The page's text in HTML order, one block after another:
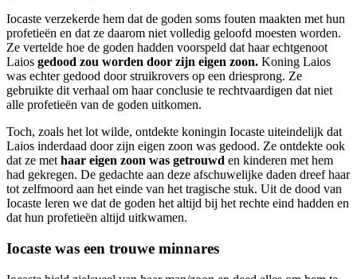
Iocaste verzekerde hem dat de goden soms fouten maakten met hun
profetieën en dat ze daarom niet volledig geloofd moesten worden.
Ze vertelde hoe de goden hadden voorspeld dat haar echtgenoot
Laios gedood zou worden door zijn eigen zoon. Koning Laios
was echter gedood door struikrovers op een driesprong. Ze
gebruikte dit verhaal om haar conclusie te rechtvaardigen dat niet
alle profetieën van de goden uitkomen.
Toch, zoals het lot wilde, ontdekte koningin Iocaste uiteindelijk dat
Laios inderdaad door zijn eigen zoon was gedood. Ze ontdekte ook
dat ze met haar eigen zoon was getrouwd en kinderen met hem
had gekregen. De gedachte aan deze afschuwelijke daden dreef haar
tot zelfmoord aan het einde van het tragische stuk. Uit de dood van
Iocaste leren we dat de goden het altijd bij het rechte eind hadden en
dat hun profetieën altijd uitkwamen.
Iocaste was een trouwe minnares